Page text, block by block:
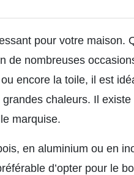
pour votre maison.
de nombreuses
encore la toile, il est
chaleurs. Il
marquise.
en aluminium ou en
d’opter pour le